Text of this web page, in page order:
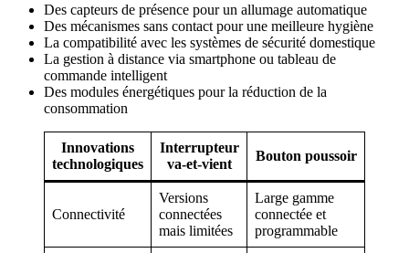
Des capteurs de présence pour un allumage automatique
Des mécanismes sans contact pour une meilleure hygiène
La compatibilité avec les systèmes de sécurité domestique
La gestion à distance via smartphone ou tableau de
commande intelligent
Des modules énergétiques pour la réduction de la
consommation
Innovations
technologiques
Interrupteur
va-et-vient
Bouton poussoir
Connectivité
Versions
connectées
mais limitées
Large gamme
connectée et
programmable